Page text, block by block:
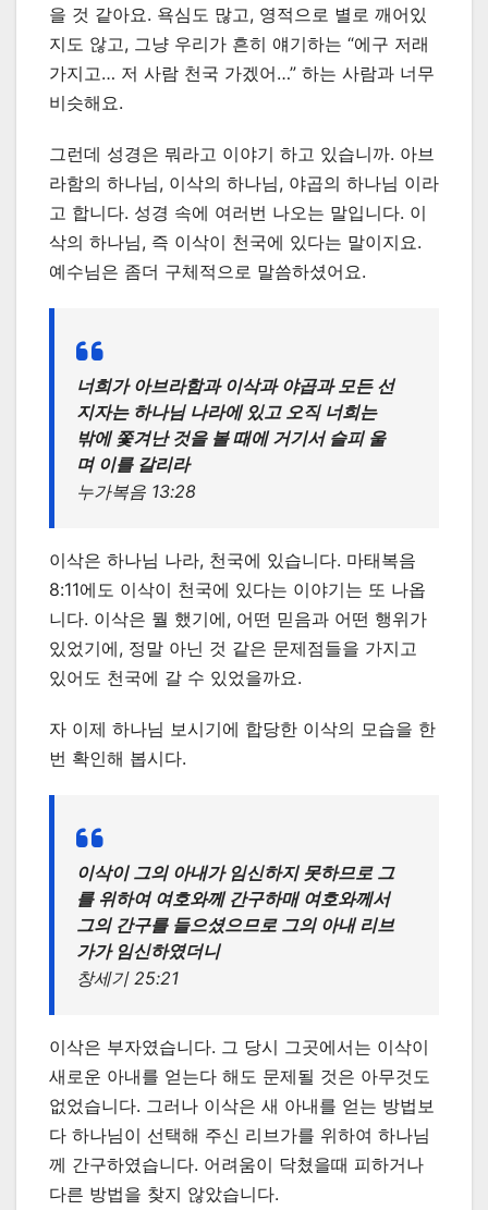
을 것 같아요. 욕심도 많고, 영적으로 별로 깨어있
지도 않고, 그냥 우리가 흔히 얘기하는 “에구 저래
가지고… 저 사람 천국 가겠어…” 하는 사람과 너무
비슷해요.
그런데 성경은 뭐라고 이야기 하고 있습니까. 아브
라함의 하나님, 이삭의 하나님, 야곱의 하나님 이라
고 합니다. 성경 속에 여러번 나오는 말입니다. 이
삭의 하나님, 즉 이삭이 천국에 있다는 말이지요.
예수님은 좀더 구체적으로 말씀하셨어요.
너희가 아브라함과 이삭과 야곱과 모든 선
지자는 하나님 나라에 있고 오직 너희는
밖에 쫓겨난 것을 볼 때에 거기서 슬피 울
며 이를 갈리라
누가복음 13:28
이삭은 하나님 나라, 천국에 있습니다. 마태복음
8:11에도 이삭이 천국에 있다는 이야기는 또 나옵
니다. 이삭은 뭘 했기에, 어떤 믿음과 어떤 행위가
있었기에, 정말 아닌 것 같은 문제점들을 가지고
있어도 천국에 갈 수 있었을까요.
자 이제 하나님 보시기에 합당한 이삭의 모습을 한
번 확인해 봅시다.
이삭이 그의 아내가 임신하지 못하므로 그
를 위하여 여호와께 간구하매 여호와께서
그의 간구를 들으셨으므로 그의 아내 리브
가가 임신하였더니
창세기 25:21
이삭은 부자였습니다. 그 당시 그곳에서는 이삭이
새로운 아내를 얻는다 해도 문제될 것은 아무것도
없었습니다. 그러나 이삭은 새 아내를 얻는 방법보
다 하나님이 선택해 주신 리브가를 위하여 하나님
께 간구하였습니다. 어려움이 닥쳤을때 피하거나
다른 방법을 찾지 않았습니다.